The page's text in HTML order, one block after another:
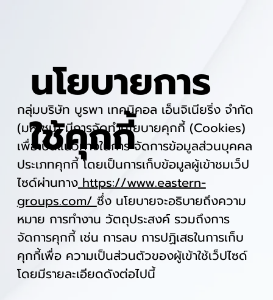
นโยบายการ
ใช้คุกกี้
กลุ่มบริษัท บูรพา เทคนิคอล เอ็นจิเนียริ่ง จำกัด
(มหาชน) มีการจัดทำนโยบายคุกกี้ (Cookies)
เพื่อเป็นแนวทางในการ จัดการข้อมูลส่วนบุคคล
ประเภทคุกกี้ โดยเป็นการเก็บข้อมูลผู้เข้าชมเว็ป
ไซด์ผ่านทางhttps://www.eastern-
groups.com/ ซึ่ง นโยบายจะอธิบายถึงความ
หมาย การทำงาน วัตถุประสงค์ รวมถึงการ
จัดการคุกกี้ เช่น การลบ การปฏิเสธในการเก็บ
คุกกี้เพื่อ ความเป็นส่วนตัวของผู้เข้าใช้เว็ปไซด์
โดยมีรายละเอียดดังต่อไปนี้